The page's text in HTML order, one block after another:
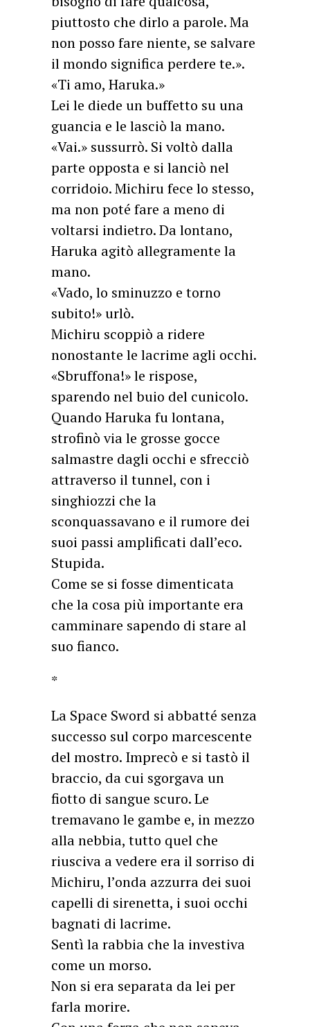
piuttosto che dirlo a parole. Ma
non posso fare niente, se salvare
il mondo significa perdere te.».
«Ti amo, Haruka.»
Lei le diede un buffetto su una
guancia e le lasciò la mano.
«Vai.» sussurrò. Si voltò dalla
parte opposta e si lanciò nel
corridoio. Michiru fece lo stesso,
ma non poté fare a meno di
voltarsi indietro. Da lontano,
Haruka agitò allegramente la
mano.
«Vado, lo sminuzzo e torno
subito!» urlò.
Michiru scoppiò a ridere
nonostante le lacrime agli occhi.
«Sbruffona!» le rispose,
sparendo nel buio del cunicolo.
Quando Haruka fu lontana,
strofinò via le grosse gocce
salmastre dagli occhi e sfrecciò
attraverso il tunnel, con i
singhiozzi che la
sconquassavano e il rumore dei
suoi passi amplificati dall’eco.
Stupida.
Come se si fosse dimenticata
che la cosa più importante era
camminare sapendo di stare al
suo fianco.
*
La Space Sword si abbatté senza
successo sul corpo marcescente
del mostro. Imprecò e si tastò il
braccio, da cui sgorgava un
fiotto di sangue scuro. Le
tremavano le gambe e, in mezzo
alla nebbia, tutto quel che
riusciva a vedere era il sorriso di
Michiru, l’onda azzurra dei suoi
capelli di sirenetta, i suoi occhi
bagnati di lacrime.
Sentì la rabbia che la investiva
come un morso.
Non si era separata da lei per
farla morire.